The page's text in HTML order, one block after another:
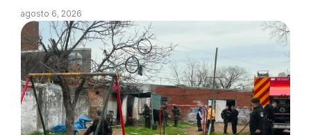
agosto 6, 2026